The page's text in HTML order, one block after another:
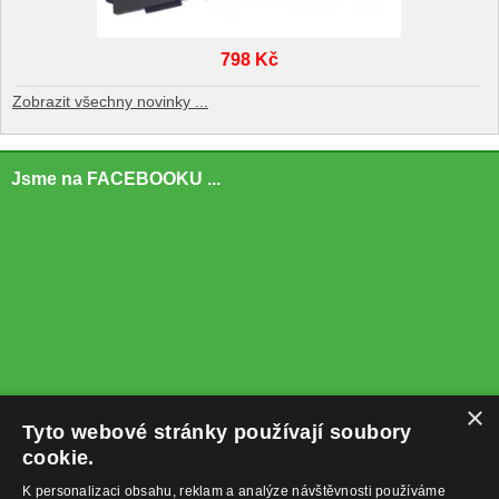
798 Kč
Zobrazit všechny novinky ...
Jsme na FACEBOOKU ...
×
Tyto webové stránky používají soubory
cookie.
K personalizaci obsahu, reklam a analýze návštěvnosti používáme